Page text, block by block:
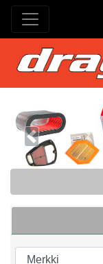
Previous